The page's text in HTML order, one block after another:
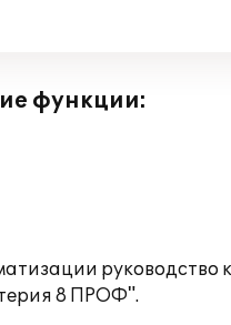
функции:
8 ПРОФ".